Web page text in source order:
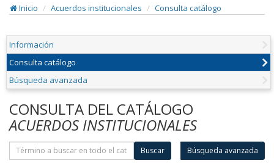
Inicio
Acuerdos institucionales Consulta catálogo
Información
Consulta catálogo
Búsqueda avanzada
CONSULTA DEL CATÁLOGO
ACUERDOS INSTITUCIONALES
Buscar Búsqueda avanzada